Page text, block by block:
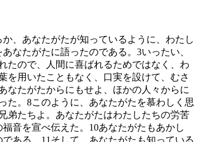
か、あなたがたが知っているように、わたし
なたがたに語ったのである。 3いったい、
たので、人間に喜ばれるためではなく、わ
を用いたこともなく、口実を設けて、むさ
なたがたからにもせよ、ほかの人々からに
た。 8このように、あなたがたを慕わしく思
兄弟たちよ。あなたがたはわたしたちの労苦
音を宣べ伝えた。 10あなたがたもあかし
ある。 11 そして、あなたがたも知っている